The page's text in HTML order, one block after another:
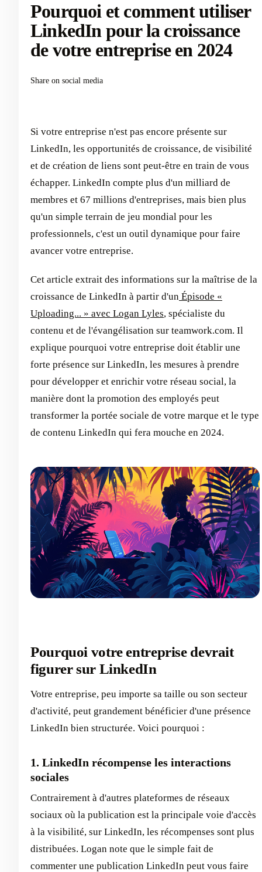
Pourquoi et comment utiliser
LinkedIn pour la croissance
de votre entreprise en 2024
Share on social media
Si votre entreprise n'est pas encore présente sur
LinkedIn, les opportunités de croissance, de visibilité
et de création de liens sont peut-être en train de vous
échapper. LinkedIn compte plus d'un milliard de
membres et 67 millions d'entreprises, mais bien plus
qu'un simple terrain de jeu mondial pour les
professionnels, c'est un outil dynamique pour faire
avancer votre entreprise.
Cet article extrait des informations sur la maîtrise de la
croissance de LinkedIn à partir d'un Épisode «
Uploading... » avec Logan Lyles, spécialiste du
contenu et de l'évangélisation sur teamwork.com. Il
explique pourquoi votre entreprise doit établir une
forte présence sur LinkedIn, les mesures à prendre
pour développer et enrichir votre réseau social, la
manière dont la promotion des employés peut
transformer la portée sociale de votre marque et le type
de contenu LinkedIn qui fera mouche en 2024.
Pourquoi votre entreprise devrait
figurer sur LinkedIn
Votre entreprise, peu importe sa taille ou son secteur
d'activité, peut grandement bénéficier d'une présence
LinkedIn bien structurée. Voici pourquoi :
1. LinkedIn récompense les interactions
sociales
Contrairement à d'autres plateformes de réseaux
sociaux où la publication est la principale voie d'accès
à la visibilité, sur LinkedIn, les récompenses sont plus
distribuées. Logan note que le simple fait de
commenter une publication LinkedIn peut vous faire